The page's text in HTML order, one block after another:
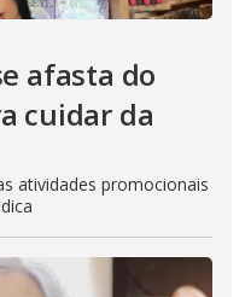
afasta do
cuidar da
atividades promocionais